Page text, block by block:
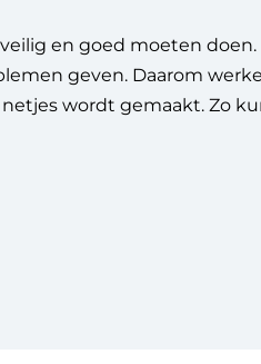
en goed moeten doen.
geven. Daarom
wordt gemaakt. Zo